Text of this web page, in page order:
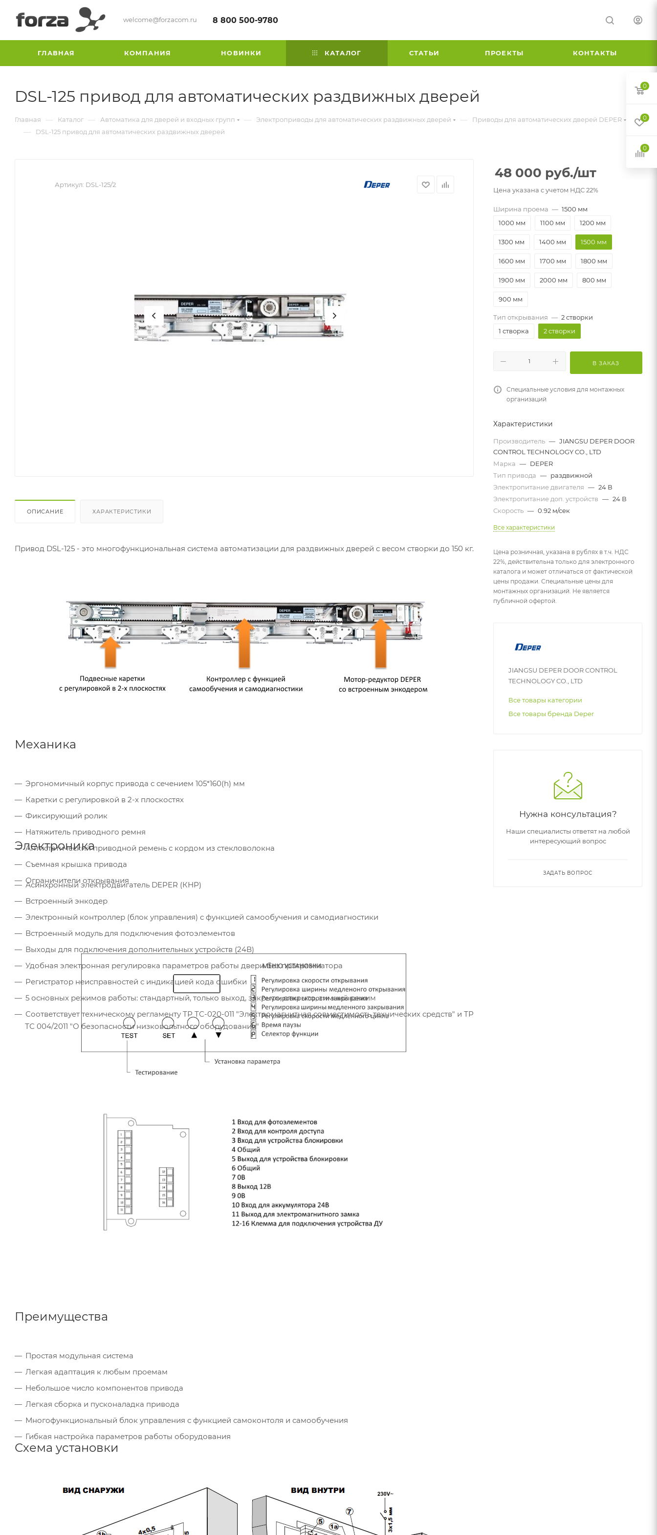
welcome@forzacom.ru 8 800 500-9780
ГЛАВНАЯ КОМПАНИЯ НОВИНКИ КАТАЛОГ СТАТЬИ ПРОЕКТЫ КОНТАКТЫ
DSL-125 привод для автоматических раздвижных дверей
Главная — Каталог — Автоматика для дверей и входных групп — Электроприводы для автоматических раздвижных дверей — Приводы для автоматических дверей DEPER
— DSL-125 привод для автоматических раздвижных дверей
Артикул: DSL-125/2
ОПИСАНИЕ ХАРАКТЕРИСТИКИ
Привод DSL-125 - это многофункциональная система автоматизации для раздвижных дверей с весом створки до 150 кг.
Механика
Эргономичный корпус привода с сечением 105*160(h) мм
Каретки с регулировкой в 2-х плоскостях
Фиксирующий ролик
Натяжитель приводного ремня
Антистатический приводной ремень с кордом из стекловолокна
Съемная крышка привода
Ограничители открывания
Электроника
Асинхронный электродвигатель DEPER (КНР)
Встроенный энкодер
Электронный контроллер (блок управления) с функцией самообучения и самодиагностики
Встроенный модуль для подключения фотоэлементов
Выходы для подключения дополнительных устройств (24В)
Удобная электронная регулировка параметров работы двери без программатора
Регистратор неисправностей с индикацией кода ошибки
5 основных режимов работы: стандартный, только выход, закрыто, открыто, зимний режим
Соответствует техническому регламенту ТР ТС-020-011 "Электромагнитная совместимость технических средств" и ТР
ТС 004/2011 "О безопасности низковольтного оборудования"
Преимущества
Простая модульная система
Легкая адаптация к любым проемам
Небольшое число компонентов привода
Легкая сборка и пусконаладка привода
Многофункциональный блок управления с функцией самоконтоля и самообучения
Гибкая настройка параметров работы оборудования
Схема установки
48 000 руб./шт
Цена указана с учетом НДС 22%
Ширина проема — 1500 мм
1000 мм
1100 мм 1200 мм
1300 мм 1400 мм 1500 мм
1600 мм 1700 мм 1800 мм
1900 мм 2000 мм 800 мм
900 мм
Тип открывания — 2 створки
1 створка
2 створки
В ЗАКАЗ
Специальные условия для монтажных
организаций
Характеристики
Производитель — JIANGSU DEPER DOOR
CONTROL TECHNOLOGY CO., LTD
Марка — DEPER
Тип привода — раздвижной
Электропитание двигателя — 24 В
Электропитание доп. устройств — 24 В
Скорость — 0.92 м/сек
Все характеристики
Цена розничная, указана в рублях в т.ч. НДС
22%, действительна только для электронного
каталога и может отличаться от фактической
цены продажи. Специальные цены для
монтажных организаций. Не является
публичной офертой.
JIANGSU DEPER DOOR CONTROL
TECHNOLOGY CO., LTD
Все товары категории
Все товары бренда Deper
Нужна консультация?
Наши специалисты ответят на любой
интересующий вопрос
ЗАДАТЬ ВОПРОС
0
0
0